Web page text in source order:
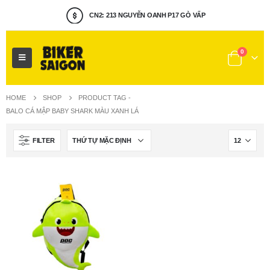
CN2: 213 NGUYỄN OANH P17 GÒ VẤP
0
HOME SHOP
PRODUCT TAG -
BALO CÁ MẬP BABY SHARK MÀU XANH LÁ
FILTER